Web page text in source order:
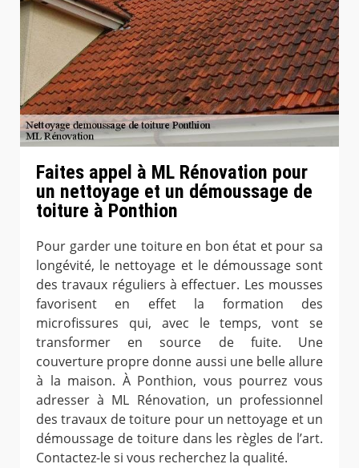
Faites appel à ML Rénovation pour
un nettoyage et un démoussage de
toiture à Ponthion
Pour garder une toiture en bon état et pour sa
longévité, le nettoyage et le démoussage sont
des travaux réguliers à effectuer. Les mousses
favorisent en effet la formation des
microfissures qui, avec le temps, vont se
transformer en source de fuite. Une
couverture propre donne aussi une belle allure
à la maison. À Ponthion, vous pourrez vous
adresser à ML Rénovation, un professionnel
des travaux de toiture pour un nettoyage et un
démoussage de toiture dans les règles de l’art.
Contactez-le si vous recherchez la qualité.